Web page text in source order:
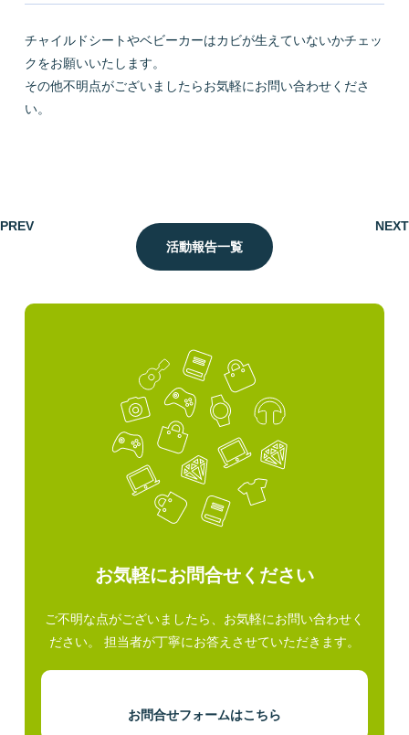
チャイルドシートやベビーカーはカビが生えていないかチェッ
クをお願いいたします。
その他不明点がございましたらお気軽にお問い合わせくださ
い。
PREV
活動報告一覧
NEXT
お気軽にお問合せください
ご不明な点がございましたら、お気軽にお問い合わせく
ださい。 担当者が丁寧にお答えさせていただきます。
お問合せフォームはこちら